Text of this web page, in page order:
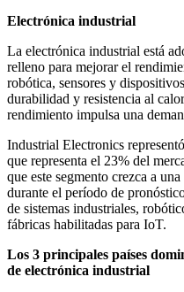
Electrónica industrial
La electrónica industrial está
relleno para mejorar el
robótica, sensores y
durabilidad y resistencia al
rendimiento impulsa una
Industrial Electronics
que representa el 23% del
que este segmento crezca a
durante el período de
de sistemas industriales,
fábricas habilitadas para IoT.
Los 3 principales países
de electrónica industrial